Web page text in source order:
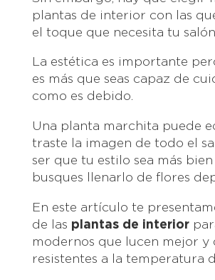
plantas de interior con las
el toque que necesita tu
La estética es importante
es más que seas capaz de
como es debido.
Una planta marchita puede
traste la imagen de todo el
ser que tu estilo sea más
busques llenarlo de flores
En este artículo te
de las plantas de interior
modernos que lucen mejor y
resistentes a la temperatura